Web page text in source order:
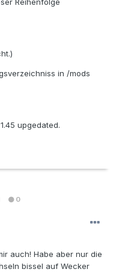
Reihenfolge
in /mods
upgedated.
0
auch! Habe aber nur die
bissel auf Wecker